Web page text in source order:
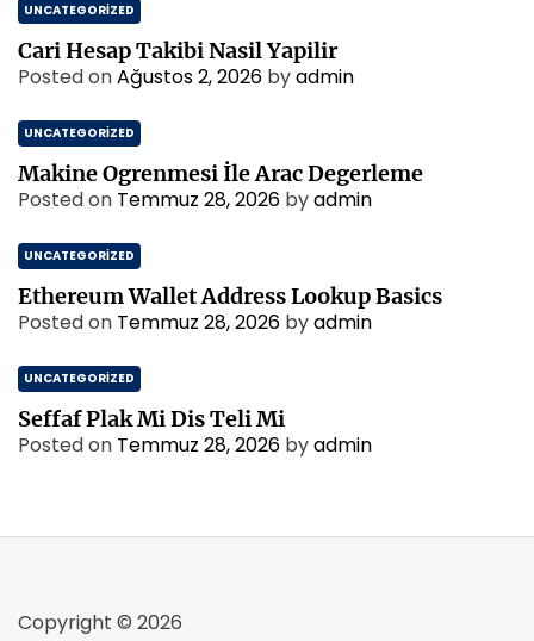
UNCATEGORIZED
Cari Hesap Takibi Nasil Yapilir
Posted onAğustos 2, 2026 byadmin
UNCATEGORIZED
Makine Ogrenmesi İle Arac Degerleme
Posted on Temmuz 28, 2026 byadmin
UNCATEGORIZED
Ethereum Wallet Address Lookup Basics
Posted on Temmuz 28, 2026 byadmin
UNCATEGORIZED
Seffaf Plak Mi Dis Teli Mi
Posted on Temmuz 28, 2026 byadmin
Copyright © 2026